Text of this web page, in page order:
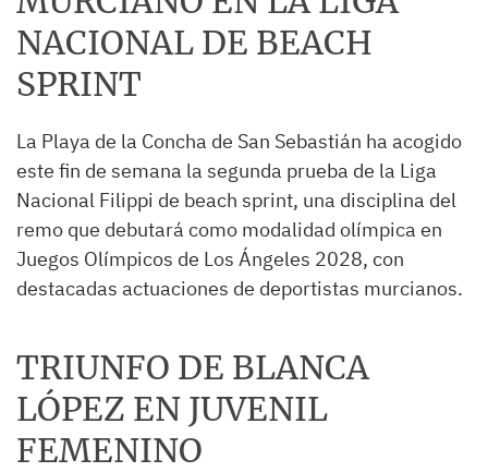
NACIONAL DE BEACH
SPRINT
La Playa de la Concha de San Sebastián ha acogido
este fin de semana la segunda prueba de la Liga
Nacional Filippi de beach sprint, una disciplina del
remo que debutará como modalidad olímpica en
Juegos Olímpicos de Los Ángeles 2028, con
destacadas actuaciones de deportistas murcianos.
TRIUNFO DE BLANCA
LÓPEZ EN JUVENIL
FEMENINO